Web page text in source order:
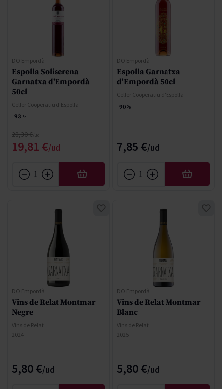
DO Empordà
Espolla Soliserena
Garnatxa d'Empordà
50cl
Celler Cooperatiu d'Espolla
93Pe
Precio especial
19,81 €
Precio normal
28,30 €
AÑADIR
DO Empordà
Espolla Garnatxa
d'Empordà 50cl
Celler Cooperatiu d'Espolla
90Pe
7,85 €
AÑADIR
DO Empordà
Vins de Relat Montmar
Negre
Vins de Relat
2024
5,80 €
DO Empordà
Vins de Relat Montmar
Blanc
Vins de Relat
2025
5,80 €